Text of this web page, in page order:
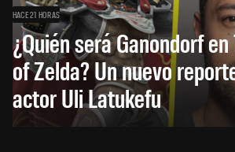
HACE 21 HORAS
¿Quién será Ganondorf
of Zelda? Un nuevo
actor Uli Latukefu